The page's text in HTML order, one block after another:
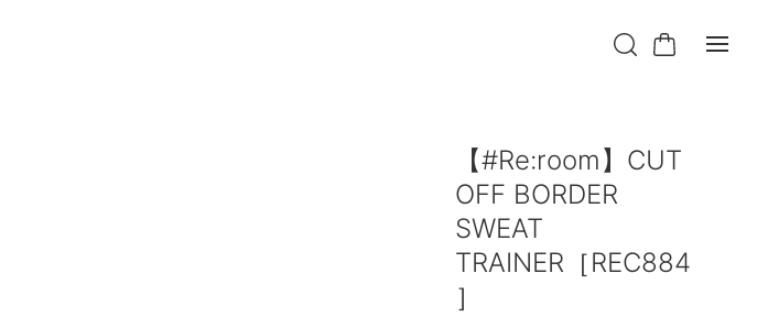
【#Re:room】CUT
OFF BORDER
SWEAT
TRAINER［REC884
］